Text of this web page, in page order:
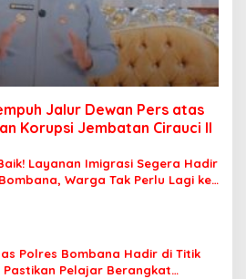
Jalur Dewan Pers atas
Korupsi Jembatan Cirauci II
Layanan Imigrasi Segera Hadir
Warga Tak Perlu Lagi ke
Polres Bombana Hadir di Titik
Pastikan Pelajar Berangkat